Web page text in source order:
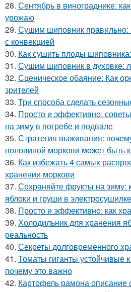
28. Сентябрь в винограднике:
урожаю
29. Сушим шиповник правильно:
с конвекцией
30. Как сушить плоды
31. Сушим шиповник в духовке:
32. Сценическое обаяние: Как
зрителей
33. Три способа сделать
34. Просто и эффективно:
на зиму в погребе и подвале
35. Стратегия выживания:
половиной моркови может быть
36. Как избежать 4 самых
хранении моркови
37. Сохраняйте фрукты на зиму:
яблоки и груши в электросушилке
38. Просто и эффективно: как
39. Холодильник для хранения
реальность
40. Секреты долговременного
41. Томаты гиганты устойчивые
почему это важно
42. Картофель рамона описание